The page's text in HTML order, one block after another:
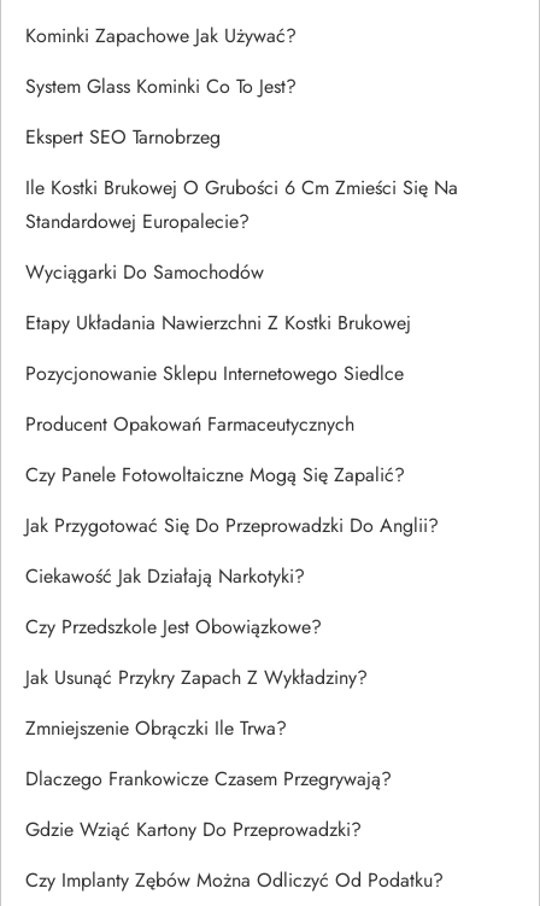
Kominki Zapachowe Jak Używać?
System Glass Kominki Co To Jest?
Ekspert SEO Tarnobrzeg
Ile Kostki Brukowej O Grubości 6 Cm Zmieści Się Na
Standardowej Europalecie?
Wyciągarki Do Samochodów
Etapy Układania Nawierzchni Z Kostki Brukowej
Pozycjonowanie Sklepu Internetowego Siedlce
Producent Opakowań Farmaceutycznych
Czy Panele Fotowoltaiczne Mogą Się Zapalić?
Jak Przygotować Się Do Przeprowadzki Do Anglii?
Ciekawość Jak Działają Narkotyki?
Czy Przedszkole Jest Obowiązkowe?
Jak Usunąć Przykry Zapach Z Wykładziny?
Zmniejszenie Obrączki Ile Trwa?
Dlaczego Frankowicze Czasem Przegrywają?
Gdzie Wziąć Kartony Do Przeprowadzki?
Czy Implanty Zębów Można Odliczyć Od Podatku?